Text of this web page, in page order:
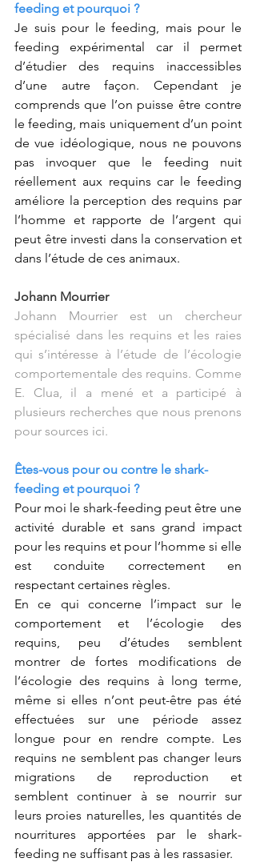
feeding et pourquoi ?
Je suis pour le feeding, mais pour le
feeding expérimental car il permet
d’étudier des requins inaccessibles
d’une autre façon. Cependant je
comprends que l’on puisse être contre
le feeding, mais uniquement d’un point
de vue idéologique, nous ne pouvons
pas invoquer que le feeding nuit
réellement aux requins car le feeding
améliore la perception des requins par
l’homme et rapporte de l’argent qui
peut être investi dans la conservation et
dans l’étude de ces animaux.
Johann Mourrier
Johann Mourrier est un chercheur
spécialisé dans les requins et les raies
qui s’intéresse à l’étude de l’écologie
comportementale des requins. Comme
E. Clua, il a mené et a participé à
plusieurs recherches que nous prenons
pour sources ici.
Êtes-vous pour ou contre le shark-
feeding et pourquoi ?
Pour moi le shark-feeding peut être une
activité durable et sans grand impact
pour les requins et pour l’homme si elle
est conduite correctement en
respectant certaines règles.
En ce qui concerne l’impact sur le
comportement et l’écologie des
requins, peu d’études semblent
montrer de fortes modifications de
l’écologie des requins à long terme,
même si elles n’ont peut-être pas été
effectuées sur une période assez
longue pour en rendre compte. Les
requins ne semblent pas changer leurs
migrations de reproduction et
semblent continuer à se nourrir sur
leurs proies naturelles, les quantités de
nourritures apportées par le shark-
feeding ne suffisant pas à les rassasier.